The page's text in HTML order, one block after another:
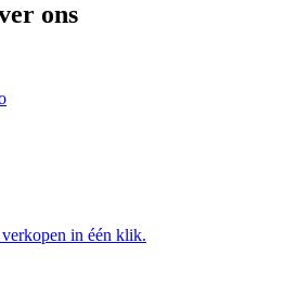
ons